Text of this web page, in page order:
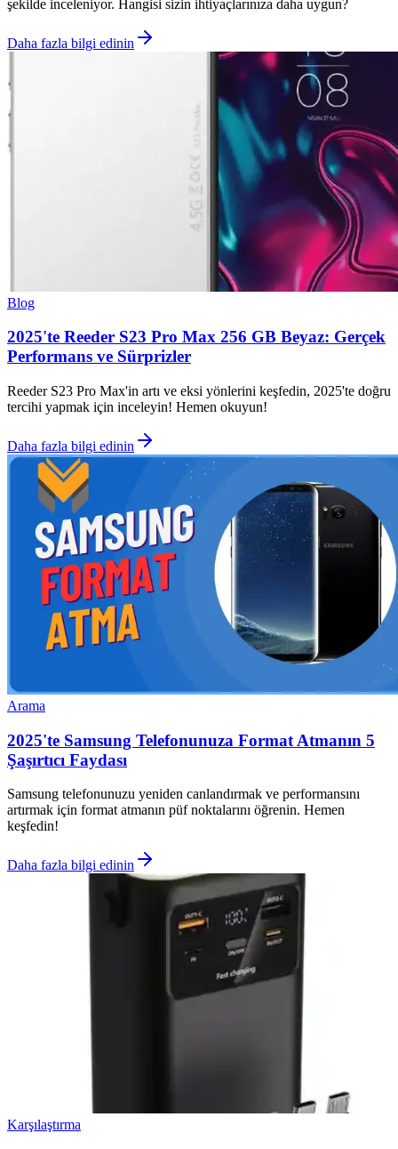
şekilde inceleniyor. Hangisi sizin ihtiyaçlarınıza daha uygun?
Daha fazla bilgi edinin
Blog
2025'te Reeder S23 Pro Max 256 GB Beyaz: Gerçek
Performans ve Sürprizler
Reeder S23 Pro Max'in artı ve eksi yönlerini keşfedin, 2025'te doğru
tercihi yapmak için inceleyin! Hemen okuyun!
Daha fazla bilgi edinin
Arama
2025'te Samsung Telefonunuza Format Atmanın 5
Şaşırtıcı Faydası
Samsung telefonunuzu yeniden canlandırmak ve performansını
artırmak için format atmanın püf noktalarını öğrenin. Hemen
keşfedin!
Daha fazla bilgi edinin
Karşılaştırma